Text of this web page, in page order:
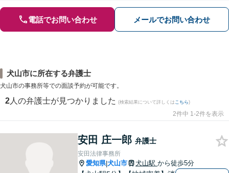
電話でお問い合わせ メールでお問い合わせ
犬山市に所在する弁護士
犬山市の事務所等での面談予約が可能です。
2 人の弁護士が見つかりました (検索結果について詳しくは こちら)
2件中 1-2件を表示
安田 庄一郎 弁護士
安田法律事務所
愛知県|犬山市 犬山駅 から徒歩5分